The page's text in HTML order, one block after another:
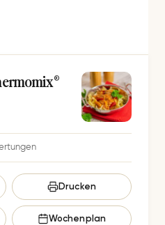
Drucken
Wochenplan